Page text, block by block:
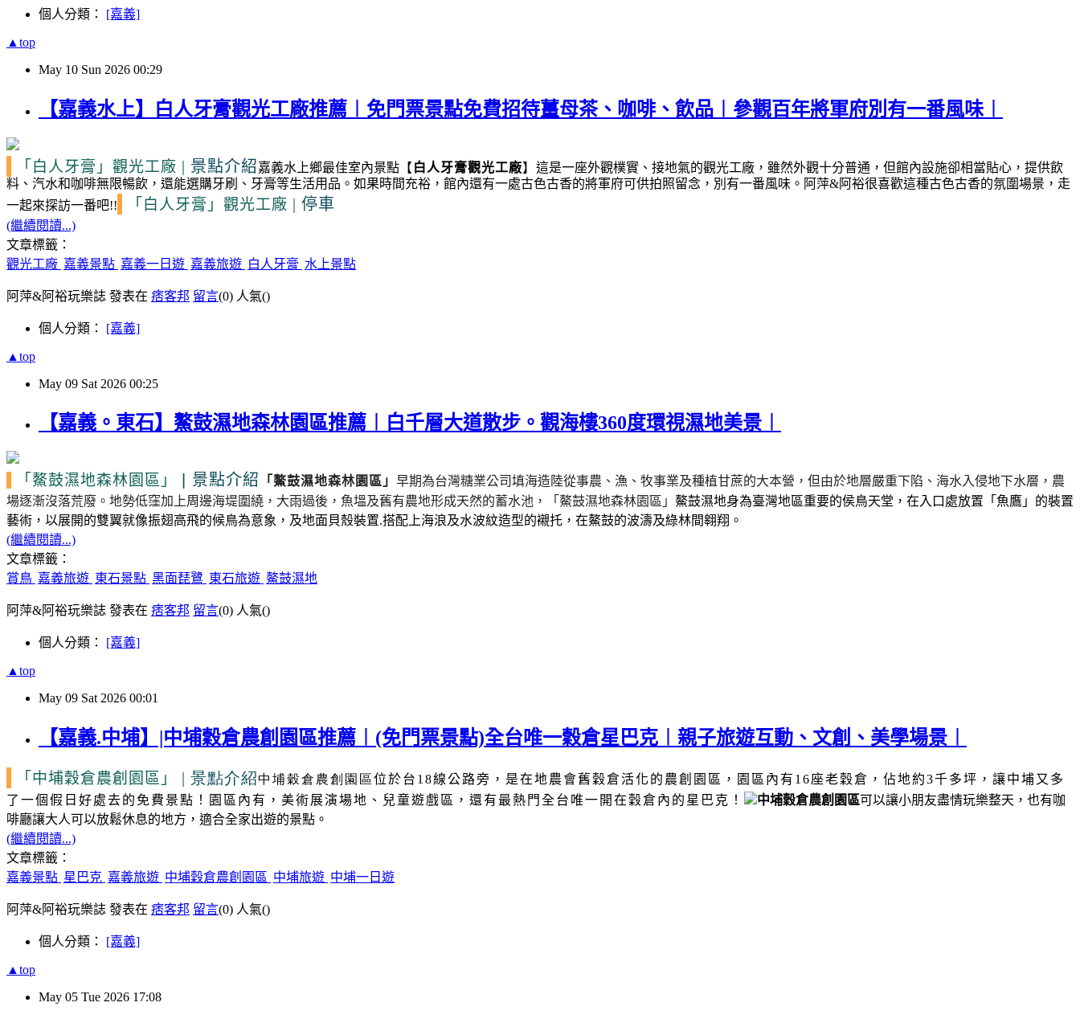
個人分類： [嘉義]
▲top
May 10 Sun 2026 00:29
【嘉義水上】白人牙膏觀光工廠推薦︱免門票景點免費招待薑母茶、咖啡、飲品︱參觀百年將軍府別有一番風味︱
「白人牙膏」觀光工廠 | 景點介紹嘉義水上鄉最佳室內景點 【 白人牙膏觀光工廠】 這是一座外觀樸實、接地氣的觀光工廠，雖然外觀十分普通，但館內設施卻相當貼心，提供飲
料、汽水和咖啡無限暢飲，還能選購牙刷、牙膏等生活用品。如果時間充裕，館內還有一處古色古香的將軍府可供拍照留念，別有一番風味。阿萍&阿裕很喜歡這種古色古香的氛圍場景，走
一起來探訪一番吧!!
「白人牙膏」觀光工廠 | 停車
(繼續閱讀...)
文章標籤：
觀光工廠 嘉義景點 嘉義一日遊 嘉義旅遊 白人牙膏 水上景點
阿萍&阿裕玩樂誌 發表在 痞客邦 留言(0) 人氣()
個人分類： [嘉義]
▲top
May 09 Sat 2026 00:25
【嘉義。東石】鰲鼓濕地森林園區推薦︱白千層大道散步。觀海樓360度環視濕地美景︱
「鰲鼓濕地森林園區」 景點介紹 「鰲鼓濕地森林園區」 早期為台灣糖業公司填海造陸從事農、漁、牧事業及種植甘蔗的大本營，但由於地層嚴重下陷、海水入侵地下水層，農
場逐漸沒落荒廢。 地勢低窪加上周邊海堤圍繞，大雨過後，魚塭及舊有農地形成天然的蓄水池， 「鰲鼓濕地森林園區」 鰲鼓濕地身為臺灣地區重要的侯鳥天堂，在入口處放置「魚鷹」的裝置
藝術，以展開的雙翼就像振翅高飛的候鳥為意象，及地面貝殼裝置.搭配上海浪及水波紋造型的襯托，在鰲鼓的波濤及綠林間翱翔。
(繼續閱讀...)
文章標籤：
賞鳥 嘉義旅遊 東石景點 黑面琵鷺 東石旅遊 鰲鼓濕地
阿萍&阿裕玩樂誌 發表在 痞客邦 留言(0) 人氣()
個人分類： [嘉義]
▲top
May 09 Sat 2026 00:01
【嘉義.中埔】|中埔穀倉農創園區推薦︱(免門票景點)全台唯一穀倉星巴克︱親子旅遊互動、文創、美學場景︱
「中埔穀倉農創園區」 | 景點介紹中埔穀倉農創園區位於台 18線公路旁，是在地農會舊穀倉活化的農創園區， 園區內有 16座老穀倉，佔地約3千多坪，讓中埔又多
了一個假日好處去的免費景點！園區內有，美術展演場地、兒童遊戲區，還有最熱門全台唯一開在穀倉內的星巴克！
中埔穀倉農創園區可以讓小朋友盡情玩樂整天，也有咖
啡廳讓大人可以放鬆休息的地方，適合全家出遊的景點。
(繼續閱讀...)
文章標籤：
嘉義景點 星巴克 嘉義旅遊 中埔穀倉農創園區 中埔旅遊 中埔一日遊
阿萍&阿裕玩樂誌 發表在 痞客邦 留言(0) 人氣()
個人分類： [嘉義]
▲top
May 05 Tue 2026 17:08